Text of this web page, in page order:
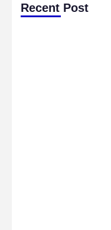
Recent Post